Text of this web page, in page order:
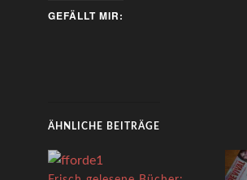
GEFÄLLT MIR:
ÄHNLICHE BEITRÄGE